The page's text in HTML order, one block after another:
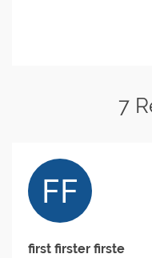
7
first firster firste